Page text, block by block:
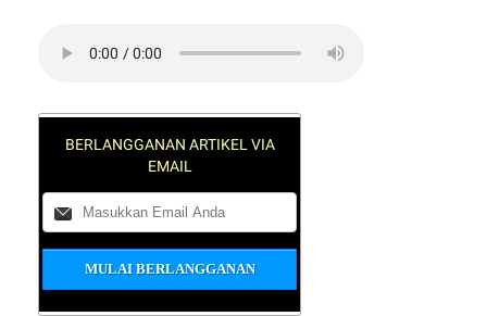
BERLANGGANAN ARTIKEL VIA
EMAIL